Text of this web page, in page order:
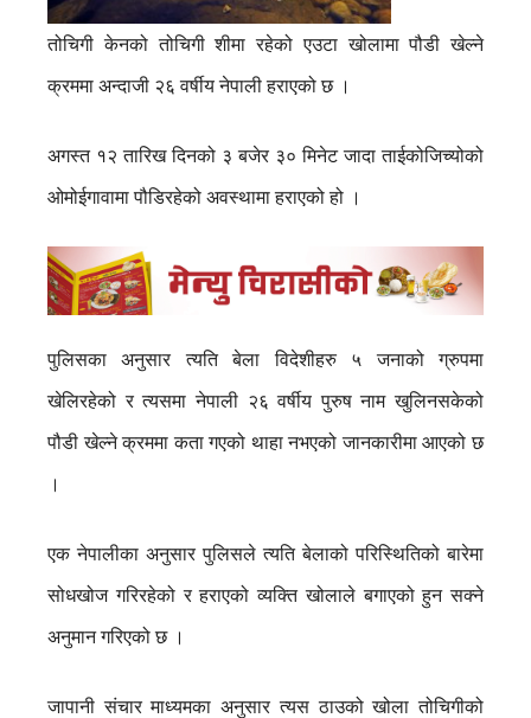
तोचिगी केनको तोचिगी शीमा रहेको एउटा खोलामा पौडी खेल्ने
क्रममा अन्दाजी २६ वर्षीय नेपाली हराएको छ ।
अगस्त १२ तारिख दिनको ३ बजेर ३० मिनेट जादा ताईकोजिच्योको
ओमोईगावामा पौडिरहेको अवस्थामा हराएको हो ।
पुलिसका अनुसार त्यति बेला विदेशीहरु ५ जनाको ग्रुपमा
खेलिरहेको र त्यसमा नेपाली २६ वर्षीय पुरुष नाम खुलिनसकेको
पौडी खेल्ने क्रममा कता गएको थाहा नभएको जानकारीमा आएको छ
।
एक नेपालीका अनुसार पुलिसले त्यति बेलाको परिस्थितिको बारेमा
सोधखोज गरिरहेको र हराएको व्यक्ति खोलाले बगाएको हुन सक्ने
अनुमान गरिएको छ ।
जापानी संचार माध्यमका अनुसार त्यस ठाउको खोला तोचिगीको